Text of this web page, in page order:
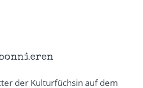
der Kulturfüchsin auf dem